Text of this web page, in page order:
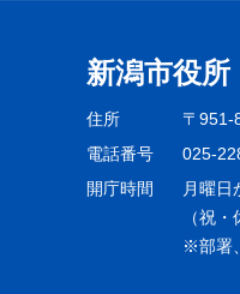
こ
ま
で
新潟市役所
住所 〒
電話番号
025-
開庁時間
月曜
（祝
※部署